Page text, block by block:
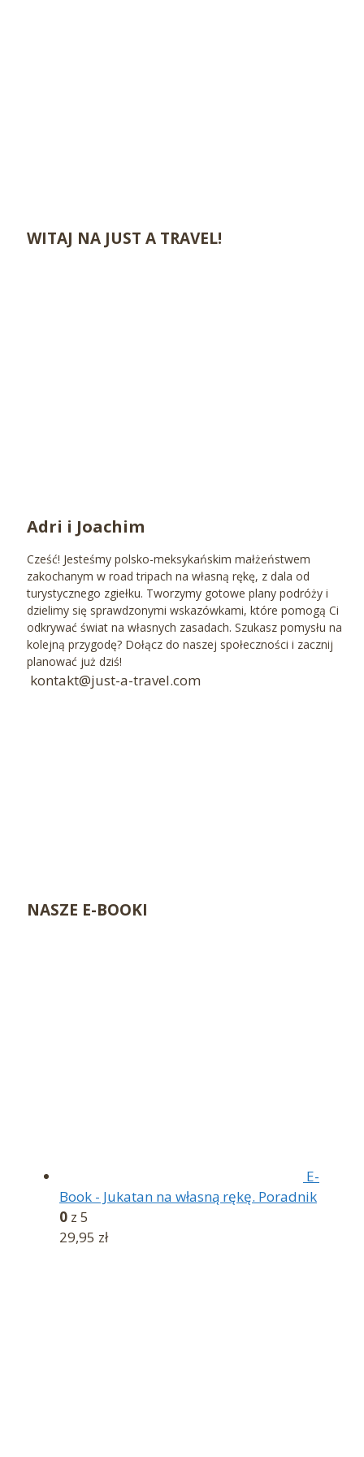
WITAJ NA JUST A TRAVEL!
Adri i Joachim
Cześć! Jesteśmy polsko-meksykańskim małżeństwem
zakochanym w road tripach na własną rękę, z dala od
turystycznego zgiełku. Tworzymy gotowe plany podróży i
dzielimy się sprawdzonymi wskazówkami, które pomogą Ci
odkrywać świat na własnych zasadach. Szukasz pomysłu na
kolejną przygodę? Dołącz do naszej społeczności i zacznij
planować już dziś!
kontakt@just-a-travel.com
NASZE E-BOOKI
E-
Book - Jukatan na własną rękę. Poradnik
0 z 5
29,95 zł